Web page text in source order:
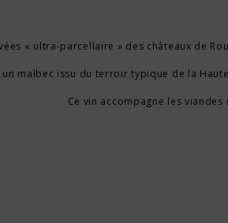
« ultra-parcellaire » des châteaux de
un malbec issu du terroir typique de la
Ce vin accompagne les